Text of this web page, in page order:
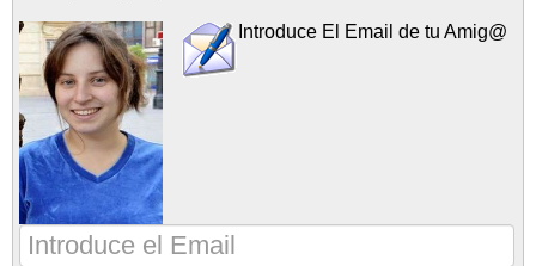
Introduce El Email de tu Amig@